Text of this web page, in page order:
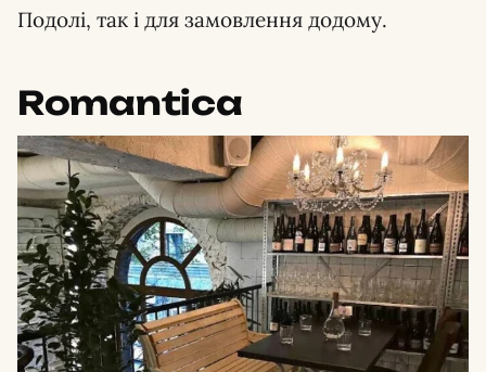
Подолі, так і для замовлення додому.
Romantica